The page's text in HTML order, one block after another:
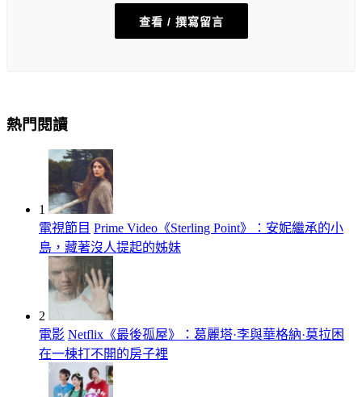
查看 / 撰寫留言
熱門閱讀
1
電視節目 Prime Video《Sterling Point》：安妮繼承的小
島，藏著沒人提起的姊妹
2
電影 Netflix《最後孤屋》：葛麗塔·李與華格納·莫拉困
在一棟打不開的房子裡